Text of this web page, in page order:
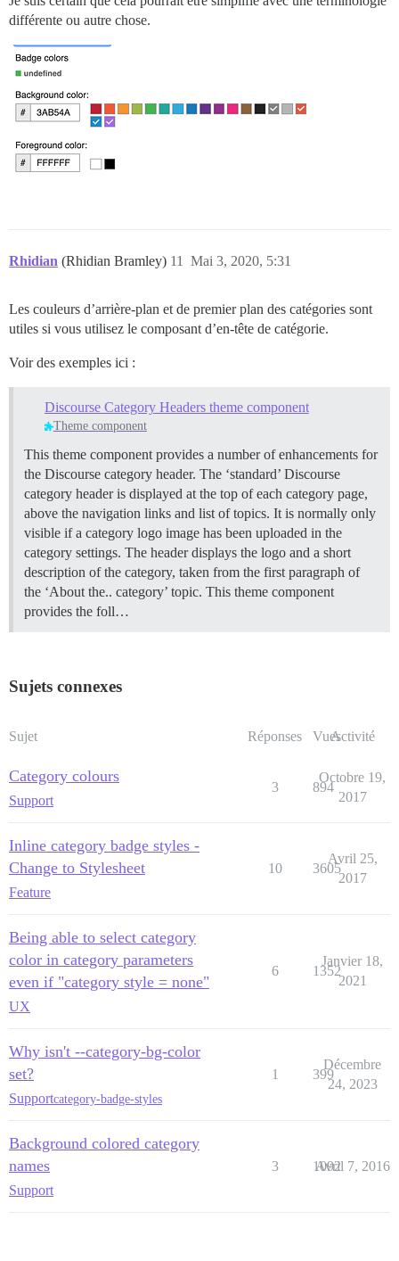
différente ou autre chose.
Rhidian (Rhidian Bramley) Mai 3, 2020, 5:31
11
Les couleurs d’arrière-plan et de premier plan des catégories sont
utiles si vous utilisez le composant d’en-tête de catégorie.
Voir des exemples ici :
Discourse Category Headers theme component
Theme component
This theme component provides a number of enhancements for
the Discourse category header. The ‘standard’ Discourse
category header is displayed at the top of each category page,
above the navigation links and list of topics. It is normally only
visible if a category logo image has been uploaded in the
category settings. The header displays the logo and a short
description of the category, taken from the first paragraph of
the ‘About the.. category’ topic. This theme component
provides the foll…
Sujets connexes
Sujet Réponses VuesActivité
Category colours
Support
3 894
Octobre 19,
2017
Inline category badge styles -
Change to Stylesheet
Feature
10 3605
Avril 25,
2017
Being able to select category
color in category parameters
even if "category style = none"
UX
6 1352
Janvier 18,
2021
Why isn't --category-bg-color
set?
Supportcategory-badge-styles
1 399
Décembre
24, 2023
Background colored category
names
Support
3 1092
Avril 7, 2016